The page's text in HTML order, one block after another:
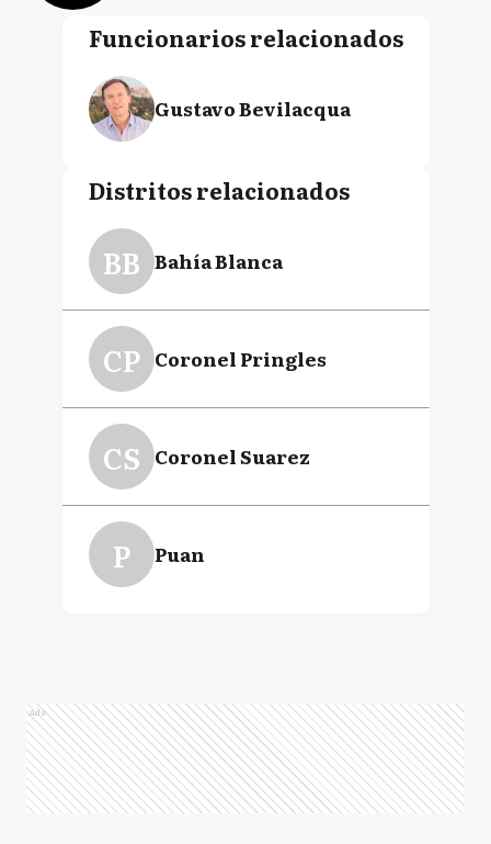
Funcionarios relacionados
Gustavo Bevilacqua
Distritos relacionados
BB Bahía Blanca
CP Coronel Pringles
CS Coronel Suarez
P Puan
Ads